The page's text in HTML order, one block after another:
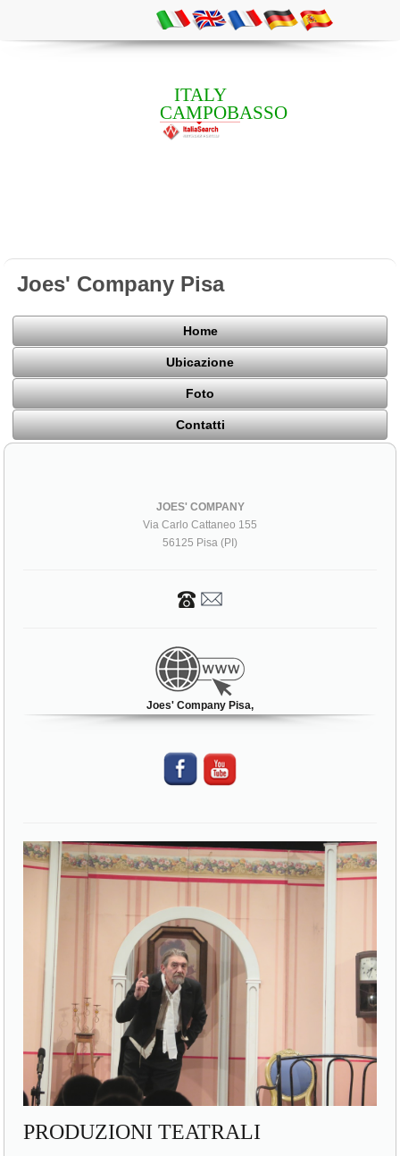
ITALY
CAMPOBASSO
Joes' Company Pisa
Home
Ubicazione
Foto
Contatti
JOES' COMPANY
Via Carlo Cattaneo 155
56125 Pisa (PI)
Joes' Company Pisa,
PRODUZIONI TEATRALI